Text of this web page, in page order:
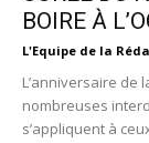
BOIRE À
L'Equipe de la
L’anniversaire de
nombreuses
s’appliquent à